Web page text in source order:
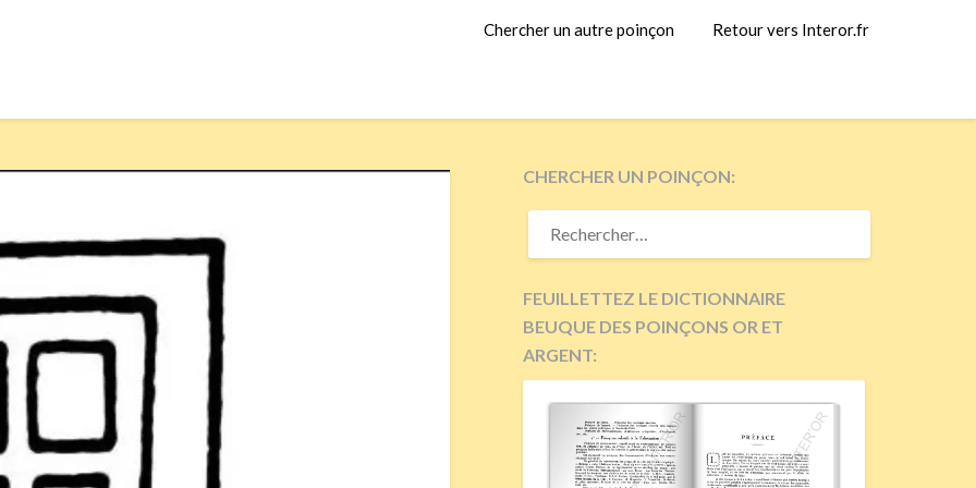
Chercher un autre poinçon Retour vers Interor.fr
CHERCHER UN POINÇON:
RECHERCHER :
FEUILLETTEZ LE DICTIONNAIRE
BEUQUE DES POINÇONS OR ET
ARGENT: